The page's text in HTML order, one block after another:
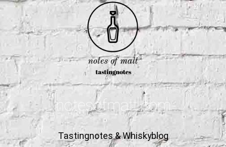
notesofmalt.com
Tastingnotes & Whiskyblog